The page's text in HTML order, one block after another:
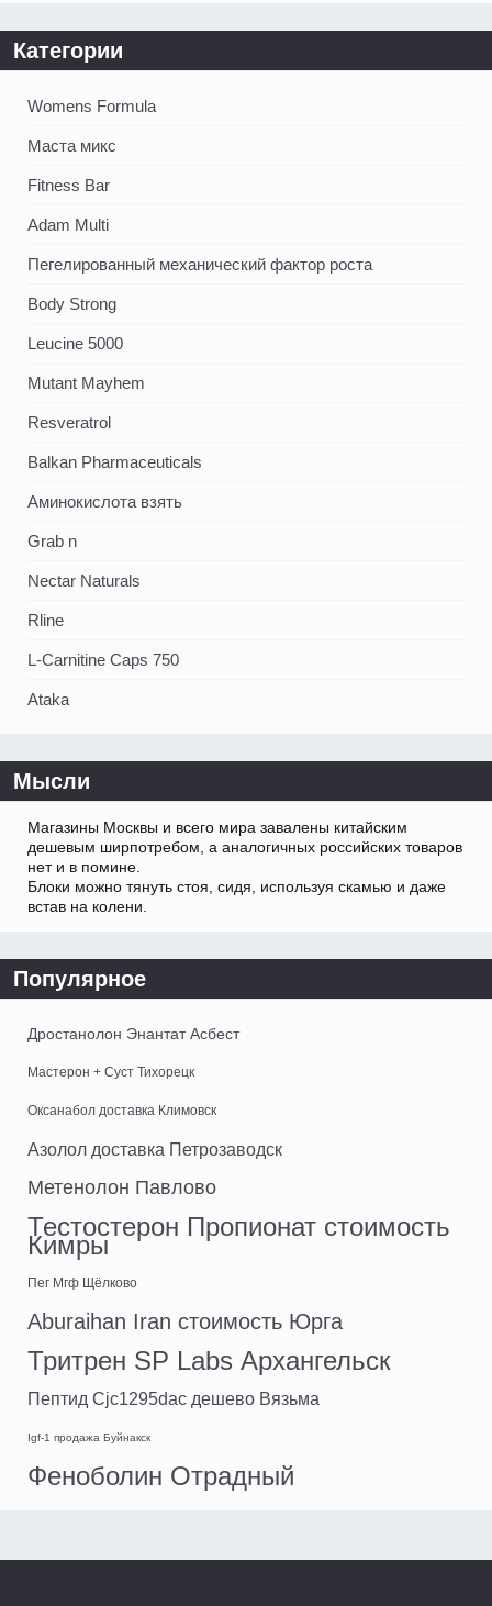
Категории
Womens Formula
Маста микс
Fitness Bar
Adam Multi
Пегелированный механический фактор роста
Body Strong
Leucine 5000
Mutant Mayhem
Resveratrol
Balkan Pharmaceuticals
Аминокислота взять
Grab n
Nectar Naturals
Rline
L-Carnitine Caps 750
Ataka
Мысли
Магазины Москвы и всего мира завалены китайским
дешевым ширпотребом, а аналогичных российских товаров
нет и в помине.
Блоки можно тянуть стоя, сидя, используя скамью и даже
встав на колени.
Популярное
Дростанолон Энантат Асбест
Мастерон + Суст Тихорецк
Оксанабол доставка Климовск
Азолол доставка Петрозаводск
Метенолон Павлово
Тестостерон Пропионат стоимость
Кимры
Пег Мгф Щёлково
Aburaihan Iran стоимость Юрга
Тритрен SP Labs Архангельск
Пептид Cjc1295dac дешево Вязьма
Igf-1 продажа Буйнакск
Феноболин Отрадный